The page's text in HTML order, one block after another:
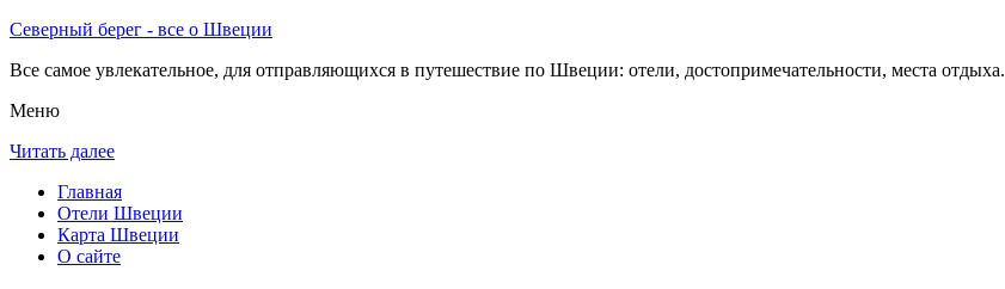
Северный берег - все о Швеции
Все самое увлекательное, для отправляющихся в путешествие по Швеции: отели, достопримечательности, места отдыха.
Меню
Читать далее
Главная
Отели Швеции
Карта Швеции
О сайте